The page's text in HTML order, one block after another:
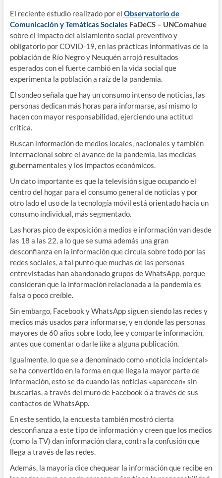
El reciente estudio realizado por el Observatorio de
Comunicación y Temáticas Sociales FaDeCS – UNComahue
sobre el impacto del aislamiento social preventivo y
obligatorio por COVID-19, en las prácticas informativas de la
población de Río Negro y Neuquén arrojó resultados
esperados con el fuerte cambió en la vida social que
experimenta la población a raíz de la pandemia.
El sondeo señala que hay un consumo intenso de noticias, las
personas dedican más horas para informarse, así mismo lo
hacen con mayor responsabilidad, ejerciendo una actitud
crítica.
Buscan información de medios locales, nacionales y también
internacional sobre el avance de la pandemia, las medidas
gubernamentales y los impactos económicos.
Un dato importante es que la televisión sigue ocupando el
centro del hogar para el consumo general de noticias y por
otro lado el uso de la tecnología móvil está orientado hacia un
consumo individual, más segmentado.
Las horas pico de exposición a medios e información van desde
las 18 a las 22, a lo que se suma además una gran
desconfianza en la información que circula sobre todo por las
redes sociales, a tal punto que muchas de las personas
entrevistadas han abandonado grupos de WhatsApp, porque
consideran que la información relacionada a la pandemia es
falsa o poco creíble.
Sin embargo, Facebook y WhatsApp siguen siendo las redes y
medios más usados para informarse, y en donde las personas
mayores de 60 años sobre todo, lee y comparte información,
antes que comentar o darlelikea alguna publicación.
Igualmente, lo que se a denominado como «noticia incidental»
se ha convertido en la forma en que llega la mayor parte de
información, esto se da cuando las noticias «aparecen» sin
buscarlas, a través del muro de Facebook o a través de sus
contactos de WhatsApp.
En este sentido, la encuesta también mostró cierta
desconfianza a este tipo de información y creen que los medios
(como la TV) dan información clara, contra la confusión que
llega a través de las redes.
Además, la mayoría dice chequear la información que recibe en